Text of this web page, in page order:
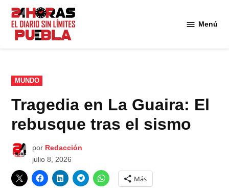
Saltar
contenido
Menú
PUBLICADO
EN
MUNDO
Tragedia en La Guaira: El
rebusque tras el sismo
por Redacción
julio 8, 2026
Más